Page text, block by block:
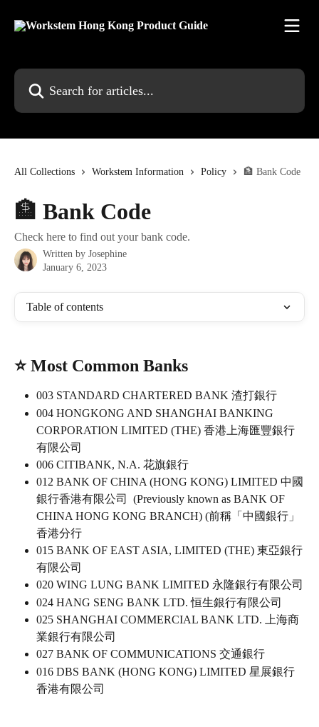
Search for articles...
All Collections Workstem Information Policy 🏦 Bank Code
🏦 Bank Code
Check here to find out your bank code.
Written by Josephine
January 6, 2023
Table of contents
⭐ Most Common Banks
003 STANDARD CHARTERED BANK 渣打銀行
004 HONGKONG AND SHANGHAI BANKING
CORPORATION LIMITED (THE) 香港上海匯豐銀行
有限公司
006 CITIBANK, N.A. 花旗銀行
012 BANK OF CHINA (HONG KONG) LIMITED 中國
銀行香港有限公司  (Previously known as BANK OF
CHINA HONG KONG BRANCH) (前稱「中國銀行」
香港分行
015 BANK OF EAST ASIA, LIMITED (THE) 東亞銀行
有限公司
020 WING LUNG BANK LIMITED 永隆銀行有限公司
024 HANG SENG BANK LTD. 恒生銀行有限公司
025 SHANGHAI COMMERCIAL BANK LTD. 上海商
業銀行有限公司
027 BANK OF COMMUNICATIONS 交通銀行
016 DBS BANK (HONG KONG) LIMITED 星展銀行
香港有限公司